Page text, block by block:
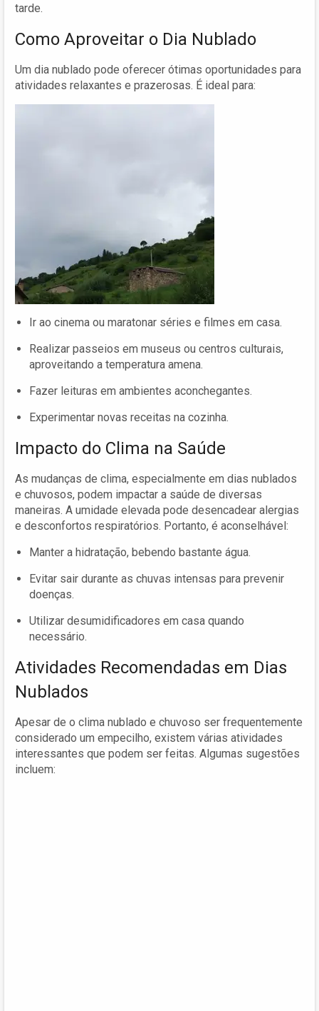
tarde.
Como Aproveitar o Dia Nublado
Um dia nublado pode oferecer ótimas oportunidades para
atividades relaxantes e prazerosas. É ideal para:
Ir ao cinema ou maratonar séries e filmes em casa.
Realizar passeios em museus ou centros culturais,
aproveitando a temperatura amena.
Fazer leituras em ambientes aconchegantes.
Experimentar novas receitas na cozinha.
Impacto do Clima na Saúde
As mudanças de clima, especialmente em dias nublados
e chuvosos, podem impactar a saúde de diversas
maneiras. A umidade elevada pode desencadear alergias
e desconfortos respiratórios. Portanto, é aconselhável:
Manter a hidratação, bebendo bastante água.
Evitar sair durante as chuvas intensas para prevenir
doenças.
Utilizar desumidificadores em casa quando
necessário.
Atividades Recomendadas em Dias
Nublados
Apesar de o clima nublado e chuvoso ser frequentemente
considerado um empecilho, existem várias atividades
interessantes que podem ser feitas. Algumas sugestões
incluem: